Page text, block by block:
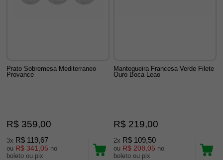
Prato Sobremesa Mediterraneo
Provance
R$ 359,00
3x R$ 119,67
ou R$ 341,05 no
boleto ou pix
Mantegueira Francesa Verde Filete
Ouro Boca Leao
R$ 219,00
2x R$ 109,50
ou R$ 208,05 no
boleto ou pix